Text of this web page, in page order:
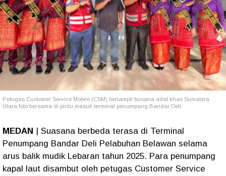
Petugas Customer Service Mobile (CSM) bertampil busana adat khas Sumatera
Utara foto bersama di pintu masuk terminal penumpang Bandar Deli.
MEDAN | Suasana berbeda terasa di Terminal
Penumpang Bandar Deli Pelabuhan Belawan selama
arus balik mudik Lebaran tahun 2025. Para penumpang
kapal laut disambut oleh petugas Customer Service